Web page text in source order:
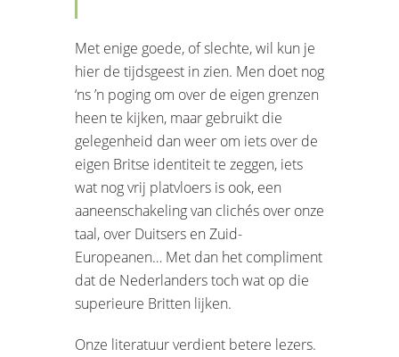
Met enige goede, of slechte, wil kun je
hier de tijdsgeest in zien. Men doet nog
‘ns ’n poging om over de eigen grenzen
heen te kijken, maar gebruikt die
gelegenheid dan weer om iets over de
eigen Britse identiteit te zeggen, iets
wat nog vrij platvloers is ook, een
aaneenschakeling van clichés over onze
taal, over Duitsers en Zuid-
Europeanen… Met dan het compliment
dat de Nederlanders toch wat op die
superieure Britten lijken.
Onze literatuur verdient betere lezers.